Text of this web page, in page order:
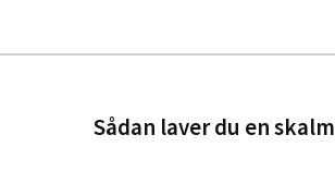
Sådan laver du en